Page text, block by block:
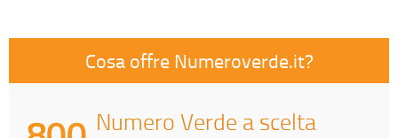
Cosa offre Numeroverde.it?
Numero Verde a scelta